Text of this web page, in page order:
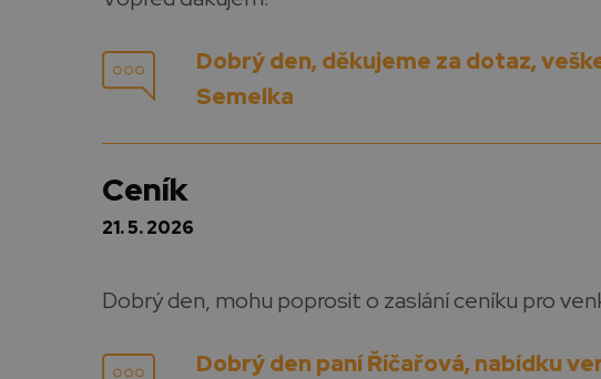
Dobrý den, děkujeme za dotaz,
Semelka
ceník
21. 5. 2026
Dobrý den, mohu poprosit o zaslání ceníku pro
Dobrý den paní Říčařová, nabídku